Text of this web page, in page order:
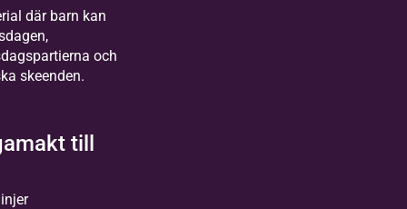
där barn kan
och
skeenden.
till